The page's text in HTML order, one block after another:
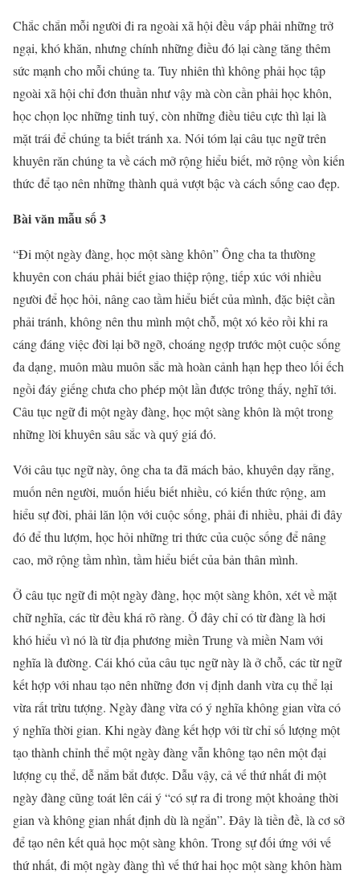
Chắc chắn mỗi người đi ra ngoài xã hội đều vấp phải những trở
ngại, khó khăn, nhưng chính những điều đó lại càng tăng thêm
sức mạnh cho mỗi chúng ta. Tuy nhiên thì không phải học tập
ngoài xã hội chỉ đơn thuần như vậy mà còn cần phải học khôn,
học chọn lọc những tinh tuý, còn những điều tiêu cực thì lại là
mặt trái để chúng ta biết tránh xa. Nói tóm lại câu tục ngữ trên
khuyên răn chúng ta về cách mở rộng hiểu biết, mở rộng vồn kiến
thức để tạo nên những thành quả vượt bậc và cách sống cao đẹp.
Bài văn mẫu số 3
“Đi một ngày đàng, học một sàng khôn” Ông cha ta thường
khuyên con cháu phải biết giao thiệp rộng, tiếp xúc với nhiều
người để học hỏi, nâng cao tầm hiểu biết của mình, đặc biệt cần
phải tránh, không nên thu mình một chỗ, một xó kẻo rồi khi ra
cáng đáng việc đời lại bỡ ngỡ, choáng ngợp trước một cuộc sống
đa dạng, muôn màu muôn sắc mà hoàn cảnh hạn hẹp theo lối ếch
ngồi đáy giếng chưa cho phép một lần được trông thấy, nghĩ tới.
Câu tục ngữ đi một ngày đàng, học một sàng khôn là một trong
những lời khuyên sâu sắc và quý giá đó.
Với câu tục ngữ này, ông cha ta đã mách bảo, khuyên dạy rằng,
muốn nên người, muốn hiếu biết nhiều, có kiến thức rộng, am
hiểu sự đời, phải lăn lộn với cuộc sống, phải đi nhiều, phải đi đây
đó để thu lượm, học hỏi những tri thức của cuộc sống để nâng
cao, mở rộng tầm nhìn, tầm hiểu biết của bản thân mình.
Ở câu tục ngữ đi một ngày đàng, học một sàng khôn, xét về mặt
chữ nghĩa, các từ đều khá rõ ràng. Ở đây chỉ có từ đàng là hơi
khó hiểu vì nó là từ địa phương miền Trung và miền Nam với
nghĩa là đường. Cái khó của câu tục ngữ này là ở chỗ, các từ ngữ
kết hợp với nhau tạo nên những đơn vị định danh vừa cụ thể lại
vừa rất trừu tượng. Ngày đàng vừa có ý nghĩa không gian vừa có
ý nghĩa thời gian. Khi ngày đàng kết hợp với từ chỉ số lượng một
tạo thành chỉnh thể một ngày đàng vẫn không tạo nên một đại
lượng cụ thể, dễ nắm bắt được. Dẫu vậy, cả vế thứ nhất đi một
ngày đàng cũng toát lên cái ý “có sự ra đi trong một khoảng thời
gian và không gian nhất định dù là ngắn”. Đây là tiền đề, là cơ sở
để tạo nên kết quả học một sàng khôn. Trong sự đối ứng với vế
thứ nhất, đi một ngày đàng thì vế thứ hai học một sàng khôn hàm